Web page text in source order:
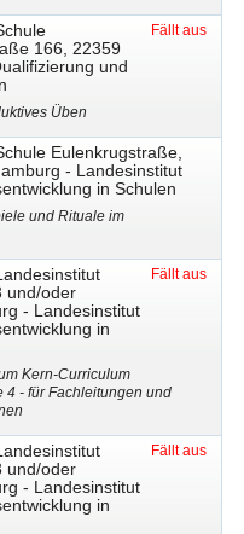
166, 22359
und
Fällt aus
Üben
Eulenkrugstraße,
- Landesinstitut
in Schulen
und Rituale im
und/oder
- Landesinstitut
in
Fällt aus
Kern-Curriculum
4 - für Fachleitungen und
und/oder
- Landesinstitut
in
Fällt aus